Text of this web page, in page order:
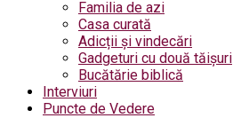
Familia de azi
Casa curată
Adicții și vindecări
Gadgeturi cu două tăișuri
Bucătărie biblică
Interviuri
Puncte de Vedere